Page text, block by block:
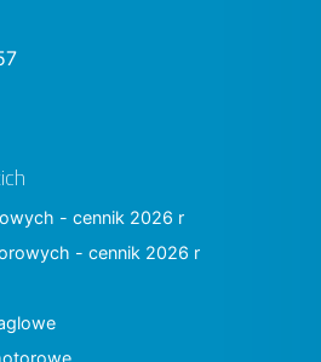
- cennik 2026 r
- cennik 2026 r